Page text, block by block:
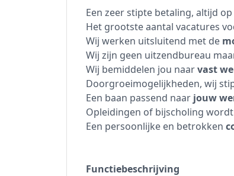
Een zeer stipte betaling, altijd
Het grootste aantal vacatures
Wij werken uitsluitend met de
Wij zijn geen uitzendbureau
Wij bemiddelen jou naarvast
Doorgroeimogelijkheden, wij
Een baan passend naar jouw
Opleidingen of bijscholing
Een persoonlijke en betrokken
Functiebeschrijving